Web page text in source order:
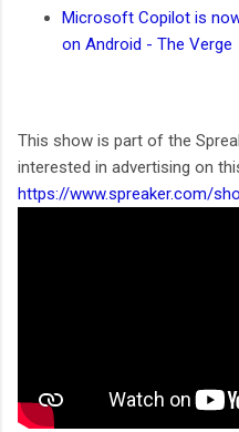
Microsoft Copilot is
on Android - The Verge
This show is part of the
interested in advertising on
https://www.spreaker.com/